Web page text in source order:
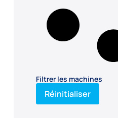
Filtrer les machines
Réinitialiser